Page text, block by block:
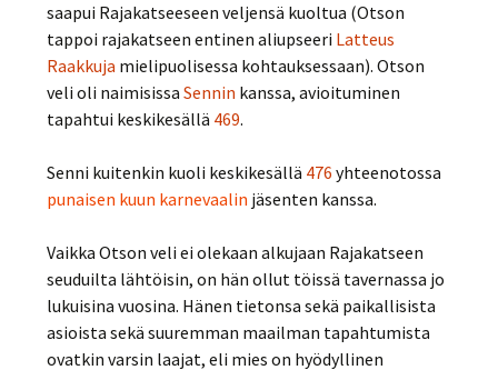
saapui Rajakatseeseen veljensä kuoltua (Otson
tappoi rajakatseen entinen aliupseeri Latteus
Raakkuja mielipuolisessa kohtauksessaan). Otson
veli oli naimisissaSennin kanssa, avioituminen
tapahtui keskikesällä 469.
Senni kuitenkin kuoli keskikesällä 476 yhteenotossa
punaisen kuun karnevaalin jäsenten kanssa.
Vaikka Otson veli ei olekaan alkujaan Rajakatseen
seuduilta lähtöisin, on hän ollut töissä tavernassa jo
lukuisina vuosina. Hänen tietonsa sekä paikallisista
asioista sekä suuremman maailman tapahtumista
ovatkin varsin laajat, eli mies on hyödyllinen